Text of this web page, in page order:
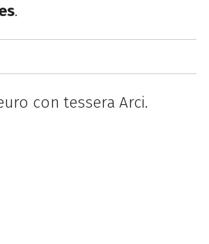
.
con tessera Arci.